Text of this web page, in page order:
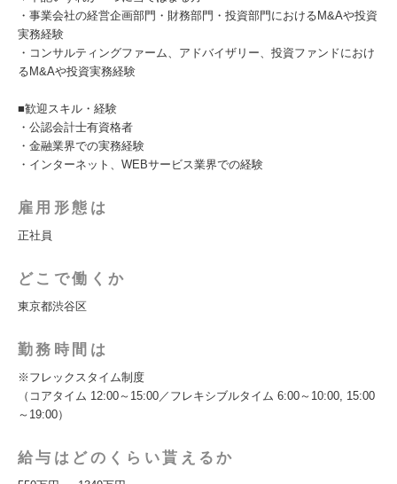
・事業会社の経営企画部門・財務部門・投資部門におけるM&Aや投資
実務経験
・コンサルティングファーム、アドバイザリー、投資ファンドにおけ
るM&Aや投資実務経験
■歓迎スキル・経験
・公認会計士有資格者
・金融業界での実務経験
・インターネット、WEBサービス業界での経験
雇用形態は
正社員
どこで働くか
東京都渋谷区
勤務時間は
※フレックスタイム制度
（コアタイム 12:00～15:00／フレキシブルタイム 6:00～10:00, 15:00
～19:00）
給与はどのくらい貰えるか